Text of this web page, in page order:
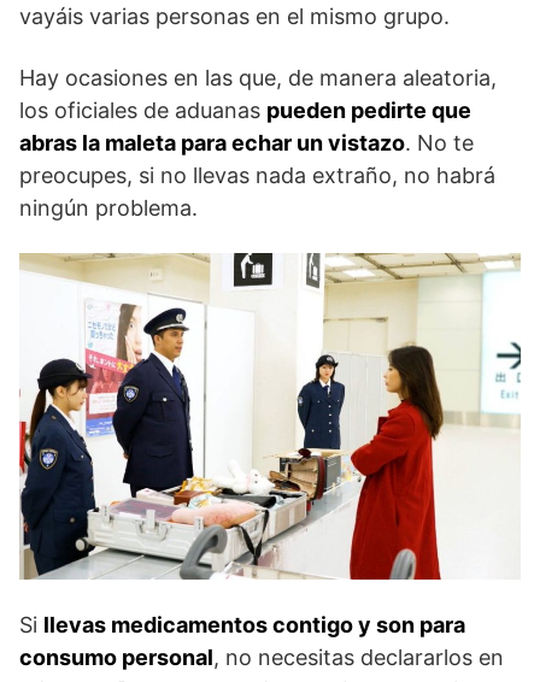
vayáis varias personas en el mismo grupo.
Hay ocasiones en las que, de manera aleatoria,
los oficiales de aduanas pueden pedirte que
abras la maleta para echar un vistazo. No te
preocupes, si no llevas nada extraño, no habrá
ningún problema.
Si llevas medicamentos contigo y son para
consumo personal, no necesitas declararlos en